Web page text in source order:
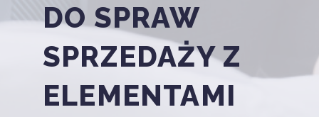
DO SPRAW
SPRZEDAŻY Z
ELEMENTAMI